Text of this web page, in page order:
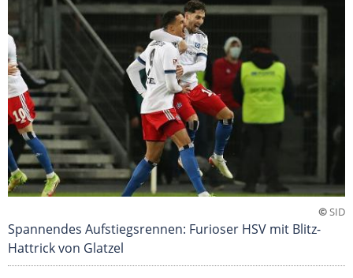
©SID
Spannendes Aufstiegsrennen: Furioser HSV mit Blitz-
Hattrick von Glatzel